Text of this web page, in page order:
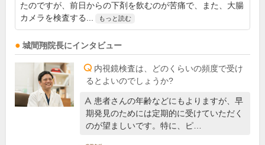
たのですが、前日からの下剤を飲むのが苦痛で、また、大腸
カメラを検査する...
もっと読む
城間翔 院長にインタビュー
内視鏡検査は、どのくらいの頻度で受け
るとよいのでしょうか?
患者さんの年齢などにもよりますが、早
期発見のためには定期的に受けていただく
のが望ましいです。特に、ピ…